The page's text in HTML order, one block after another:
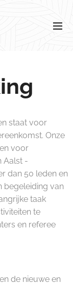
staat voor
Onze
voor
Aalst -
dan 50 leden en
begeleiding van
taak
te
en referee
de nieuwe en